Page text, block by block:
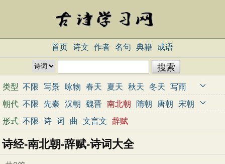
首页 诗文 作者 名句 典籍 成语
类型 不限 写景 咏物 春天 夏天 秋天 冬天
写雨
写雪
写风 写花 梅花 荷花 菊花 柳树
月亮
山水 写山 写水 长江 黄河 儿童 写鸟
写马
田园 边塞 地名 抒情 爱国 离别 送别 思乡
思念
爱情 励志 哲理 闺怨 悼亡
母亲 友情 战争 读书 惜时 婉约 豪放 诗经
朝代 不限 先秦 汉朝 魏晋 南北朝 隋朝 唐朝
宋朝
元朝
明朝 清朝 近代 当代
形式 不限 诗 词 曲 文言文 辞赋
诗经-南北朝-辞赋-诗词大全